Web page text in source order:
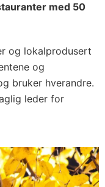
med 50
og lokalprodusert
og
bruker hverandre.
leder for